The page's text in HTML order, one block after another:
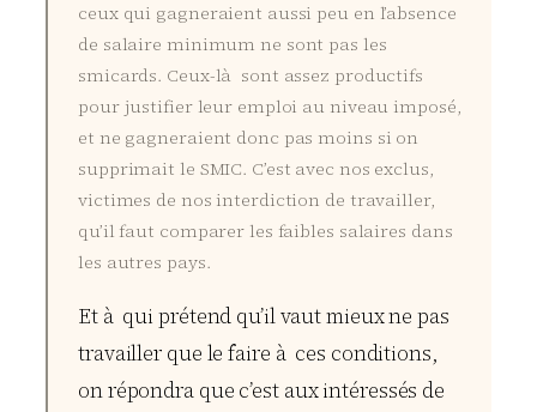
ceux qui gagneraient aussi peu en l’absence
de salaire minimum ne sont pas les
smicards. Ceux-là sont assez productifs
pour justifier leur emploi au niveau imposé,
et ne gagneraient donc pas moins si on
supprimait le SMIC. C’est avec nos exclus,
victimes de nos interdiction de travailler,
qu’il faut comparer les faibles salaires dans
les autres pays.
Et à qui prétend qu’il vaut mieux ne pas
travailler que le faire à ces conditions,
on répondra que c’est aux intéressés de